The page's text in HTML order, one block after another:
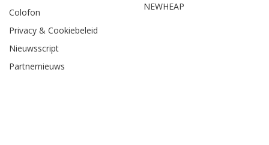
Colofon
Privacy & Cookiebeleid
Nieuwsscript
Partnernieuws
NEWHEAP